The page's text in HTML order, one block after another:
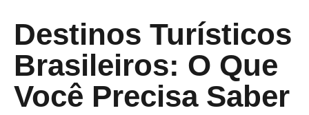
Destinos Turísticos
Brasileiros: O Que
Você Precisa Saber